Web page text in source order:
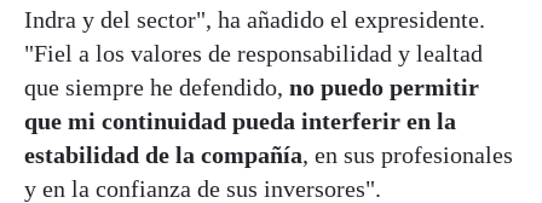
Indra y del sector", ha añadido el expresidente.
"Fiel a los valores de responsabilidad y lealtad
que siempre he defendido, no puedo permitir
que mi continuidad pueda interferir en la
estabilidad de la compañía, en sus profesionales
y en la confianza de sus inversores".